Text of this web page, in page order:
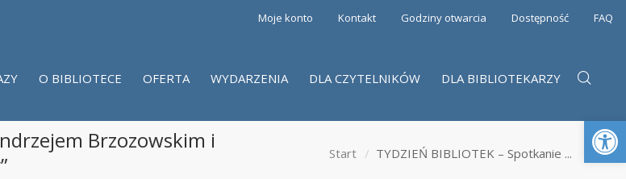
Moje konto Kontakt Godziny otwarcia Dostępność FAQ
O BIBLIOTECE OFERTA WYDARZENIA DLA CZYTELNIKÓW DLA BIBLIOTEKARZY
Brzozowskim i
Start TYDZIEŃ BIBLIOTEK – Spotkanie ...